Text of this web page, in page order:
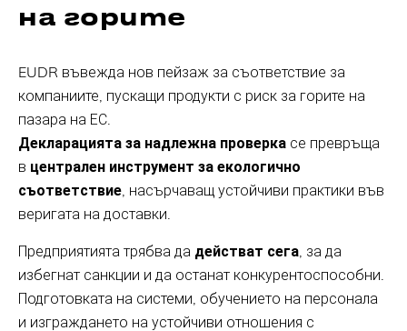
на горите
EUDR въвежда нов пейзаж за съответствие за
компаниите, пускащи продукти с риск за горите на
пазара на ЕС.
Декларацията за надлежна проверка се превръща
в централен инструмент за екологично
съответствие, насърчаващ устойчиви практики във
веригата на доставки.
Предприятията трябва да действат сега , за да
избегнат санкции и да останат конкурентоспособни.
Подготовката на системи, обучението на персонала
и изграждането на устойчиви отношения с